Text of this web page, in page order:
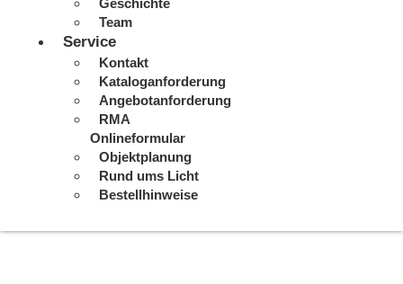
Geschichte
Team
Service
Kontakt
Kataloganforderung
Angebotanforderung
RMA
Onlineformular
Objektplanung
Rund ums Licht
Bestellhinweise